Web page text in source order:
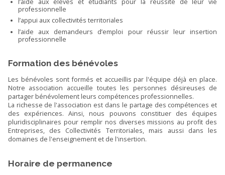
professionnelle
l’appui aux collectivités territoriales
l’aide aux demandeurs d’emploi pour réussir leur insertion
professionnelle
Formation des bénévoles
Les bénévoles sont formés et accueillis par l'équipe déjà en place.
Notre association accueille toutes les personnes désireuses de
partager bénévolement leurs compétences professionnelles.
La richesse de l'association est dans le partage des compétences et
des expériences. Ainsi, nous pouvons constituer des équipes
pluridisciplinaires pour remplir nos diverses missions au profit des
Entreprises, des Collectivités Territoriales, mais aussi dans les
domaines de l'enseignement et de l'insertion.
Horaire de permanence